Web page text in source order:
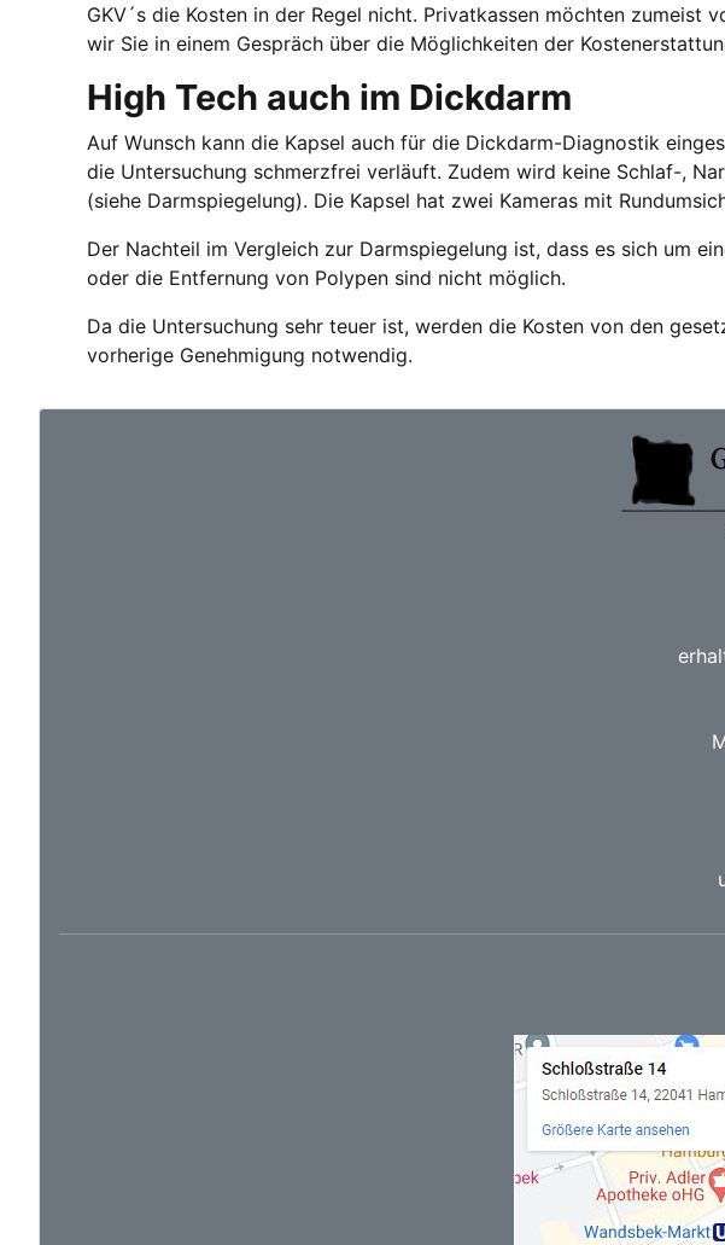
GKV´s die Kosten in der Regel nicht. Privatkassen möchten zumeist
wir Sie in einem Gespräch über die Möglichkeiten der
High Tech auch im Dickdarm
Auf Wunsch kann die Kapsel auch für die Dickdarm-Diagnostik
die Untersuchung schmerzfrei verläuft. Zudem wird keine Schlaf-,
(siehe Darmspiegelung). Die Kapsel hat zwei Kameras mit
Der Nachteil im Vergleich zur Darmspiegelung ist, dass es sich um
oder die Entfernung von Polypen sind nicht möglich.
Da die Untersuchung sehr teuer ist, werden die Kosten von den
vorherige Genehmigung notwendig.